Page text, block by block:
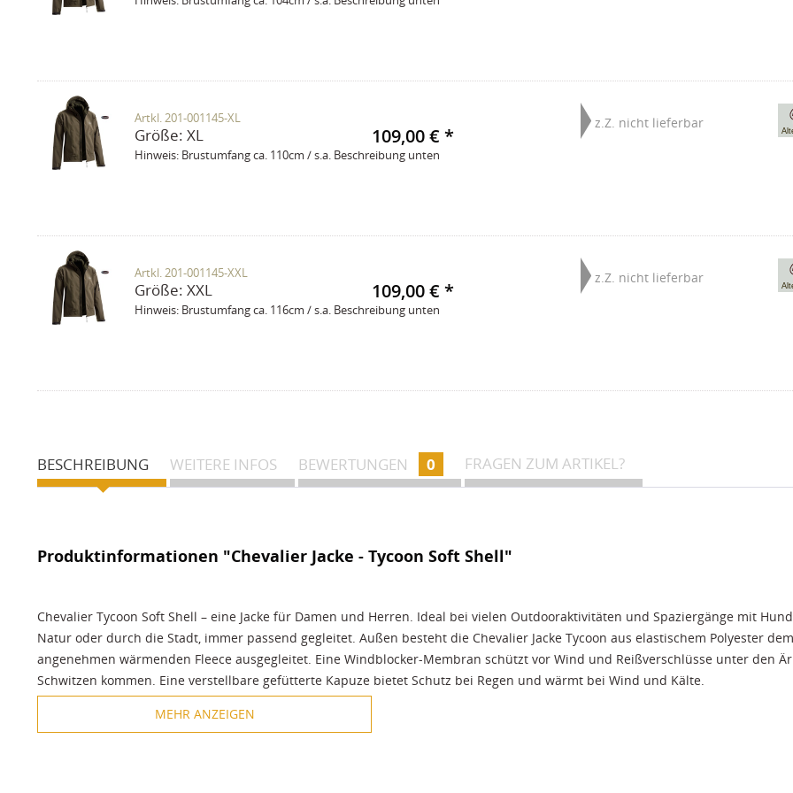
Artkl. 201-001145-XL
Hinweis: Brustumfang ca. 110cm / s.a. Beschreibung unten
Größe: XL
z.Z. nicht lieferbar
109,00 € *
Artkl. 201-001145-XXL
Hinweis: Brustumfang ca. 116cm / s.a. Beschreibung unten
Größe: XXL
z.Z. nicht lieferbar
109,00 € *
BESCHREIBUNG WEITERE INFOS BEWERTUNGEN 0 FRAGEN ZUM ARTIKEL?
Produktinformationen "Chevalier Jacke - Tycoon Soft Shell"
MEHR ANZEIGEN
Chevalier Tycoon Soft Shell – eine Jacke für Damen und Herren. Ideal bei vielen Outdooraktivitäten und Spaziergänge mit
Natur oder durch die Stadt, immer passend gegleitet. Außen besteht die Chevalier Jacke Tycoon aus elastischem Polyester
angenehmen wärmenden Fleece ausgegleitet. Eine Windblocker-Membran schützt vor Wind und Reißverschlüsse unter den
Schwitzen kommen. Eine verstellbare gefütterte Kapuze bietet Schutz bei Regen und wärmt bei Wind und Kälte.
Chevalier Jacke Tycoon für Sie und Ihn - Die Eigenschaften…